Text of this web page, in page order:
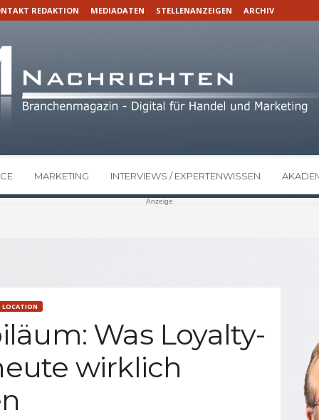
REDAKTION MEDIADATEN STELLENANZEIGEN ARCHIV
MARKETING INTERVIEWS / EXPERTENWISSEN
Anzeige
LOCATION
Was Loyalty-
wirklich